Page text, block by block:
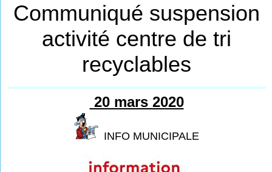
Communiqué suspension
activité centre de tri
recyclables
20 mars 2020
INFO MUNICIPALE